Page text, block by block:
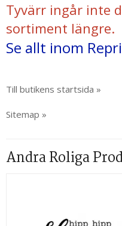
Tyvärr ingår inte
sortiment längre.
Se allt inom
Till butikens startsida »
Sitemap »
Andra Roliga